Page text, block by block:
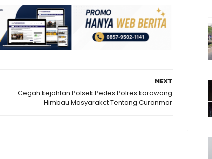
NEXT
Cegah kejahtan Polsek Pedes Polres karawang
Himbau Masyarakat Tentang Curanmor